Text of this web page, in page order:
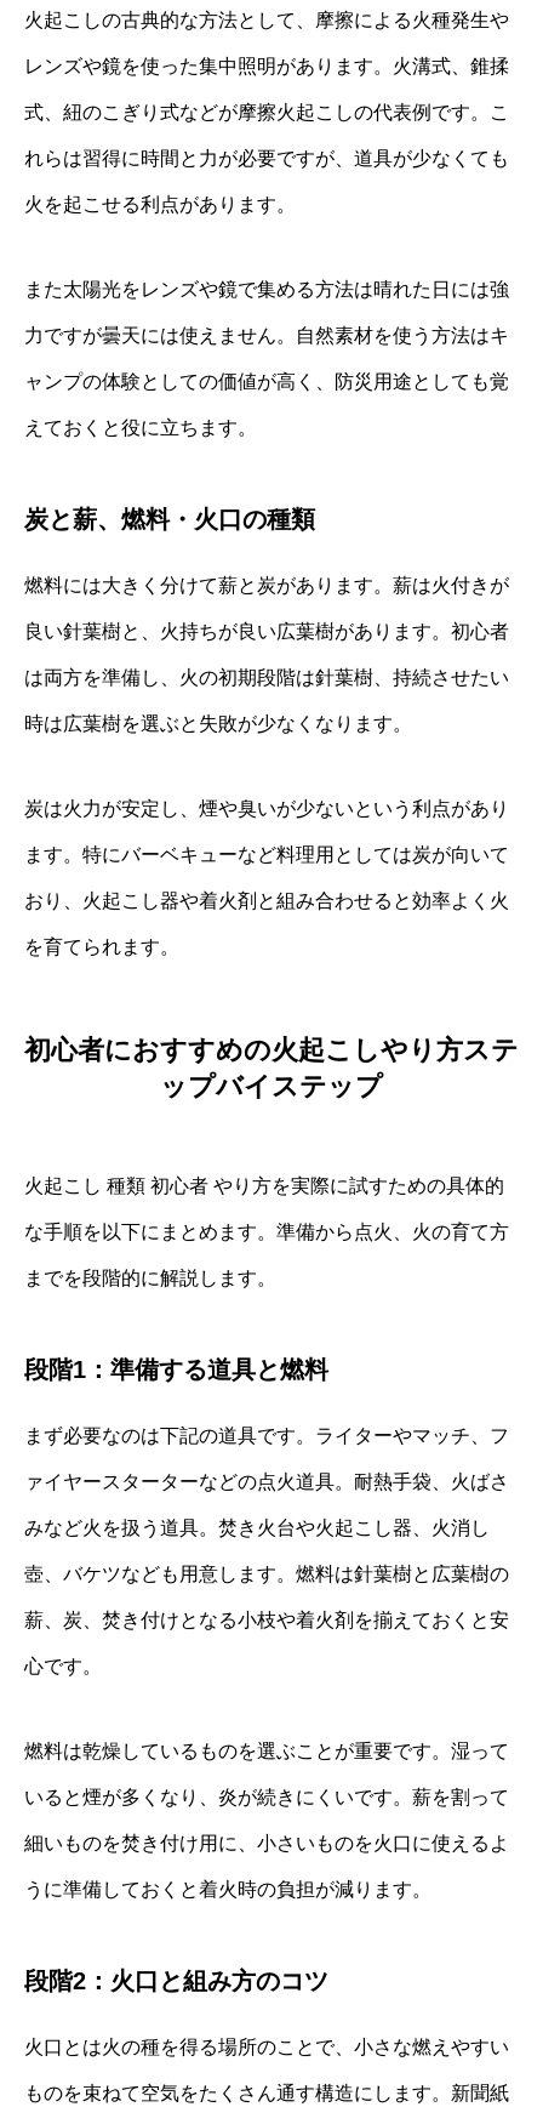
火起こしの古典的な方法として、摩擦による火種発生や
レンズや鏡を使った集中照明があります。火溝式、錐揉
式、紐のこぎり式などが摩擦火起こしの代表例です。こ
れらは習得に時間と力が必要ですが、道具が少なくても
火を起こせる利点があります。
また太陽光をレンズや鏡で集める方法は晴れた日には強
力ですが曇天には使えません。自然素材を使う方法はキ
ャンプの体験としての価値が高く、防災用途としても覚
えておくと役に立ちます。
炭と薪、燃料・火口の種類
燃料には大きく分けて薪と炭があります。薪は火付きが
良い針葉樹と、火持ちが良い広葉樹があります。初心者
は両方を準備し、火の初期段階は針葉樹、持続させたい
時は広葉樹を選ぶと失敗が少なくなります。
炭は火力が安定し、煙や臭いが少ないという利点があり
ます。特にバーベキューなど料理用としては炭が向いて
おり、火起こし器や着火剤と組み合わせると効率よく火
を育てられます。
初心者におすすめの火起こしやり方ステ
ップバイステップ
火起こし 種類 初心者 やり方を実際に試すための具体的
な手順を以下にまとめます。準備から点火、火の育て方
までを段階的に解説します。
段階1：準備する道具と燃料
まず必要なのは下記の道具です。ライターやマッチ、フ
ァイヤースターターなどの点火道具。耐熱手袋、火ばさ
みなど火を扱う道具。焚き火台や火起こし器、火消し
壺、バケツなども用意します。燃料は針葉樹と広葉樹の
薪、炭、焚き付けとなる小枝や着火剤を揃えておくと安
心です。
燃料は乾燥しているものを選ぶことが重要です。湿って
いると煙が多くなり、炎が続きにくいです。薪を割って
細いものを焚き付け用に、小さいものを火口に使えるよ
うに準備しておくと着火時の負担が減ります。
段階2：火口と組み方のコツ
火口とは火の種を得る場所のことで、小さな燃えやすい
ものを束ねて空気をたくさん通す構造にします。新聞紙